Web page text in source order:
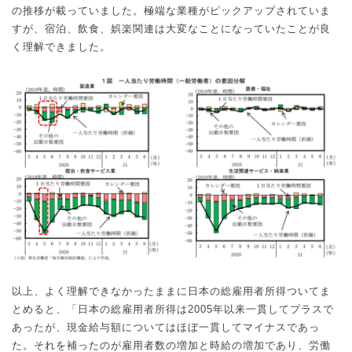
の推移が載っていました。極端な業種がピックアップされていま
すが、宿泊、飲食、娯楽関連は大変なことになっていたことが良
く理解できました。
以上、よく理解できなかったままに日本の総雇用者所得ついてま
とめると、「日本の総雇用者所得は 2005年以来一貫してプラスで
あったが、現金給与額についてはほぼ一貫してマイナスであっ
た。それを補ったのが雇用者数の増加と時給の増加であり、労働